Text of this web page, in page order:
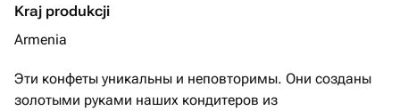
Kraj produkcji
Armenia
Эти конфеты уникальны и неповторимы. Они созданы
золотыми руками наших кондитеров из